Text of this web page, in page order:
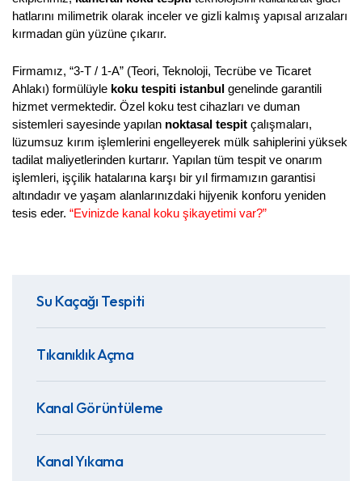
hatlarını milimetrik olarak inceler ve gizli kalmış yapısal arızaları
kırmadan gün yüzüne çıkarır.
Firmamız, “3-T / 1-A” (Teori, Teknoloji, Tecrübe ve Ticaret
Ahlakı) formülüyle koku tespiti istanbul genelinde garantili
hizmet vermektedir. Özel koku test cihazları ve duman
sistemleri sayesinde yapılan noktasal tespit çalışmaları,
lüzumsuz kırım işlemlerini engelleyerek mülk sahiplerini yüksek
tadilat maliyetlerinden kurtarır. Yapılan tüm tespit ve onarım
işlemleri, işçilik hatalarına karşı bir yıl firmamızın garantisi
altındadır ve yaşam alanlarınızdaki hijyenik konforu yeniden
tesis eder. “Evinizde kanal koku şikayetimi var?”
Su Kaçağı Tespiti
Tıkanıklık Açma
Kanal Görüntüleme
Kanal Yıkama